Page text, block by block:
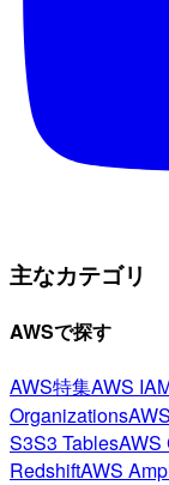
主なカテゴリ
AWSで探す
AWS特集AWS
Organizations
S3S3 TablesAWS
RedshiftAWS